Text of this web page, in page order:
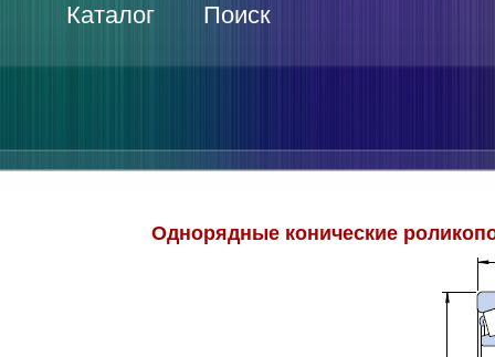
Каталог Поиск
Однорядные конические